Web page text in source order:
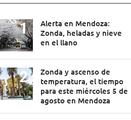
Alerta en Mendoza:
Zonda, heladas y nieve
en el llano
Zonda y ascenso de
temperatura, el tiempo
para este miércoles 5 de
agosto en Mendoza